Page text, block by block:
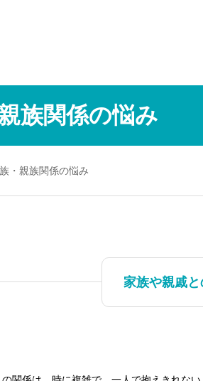
族関係の悩み
・親族関係の悩み
家族や親戚